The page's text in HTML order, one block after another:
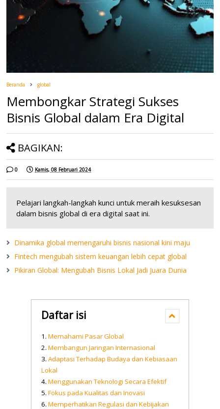
Beranda global
Membongkar Strategi Sukses
Bisnis Global dalam Era Digital
BAGIKAN:
0 Kamis, 08 Februari 2024
Pelajari langkah-langkah kunci untuk meraih kesuksesan
dalam bisnis global di era digital saat ini.
Dinamika global memengaruhi bisnis nasional kini maju
Fintech mengubah sistem keuangan lebih cepat global
Pikiran Global: Mengubah Bisnis Lokal Jadi Juara Dunia
Daftar isi
Memahami Pasar Global
Membangun Jaringan Internasional
Adaptasi Terhadap Budaya dan Kebiasaan
Lokal
Menggunakan Teknologi Secara Efektif
Fokus pada Kualitas dan Inovasi
Memperhatikan Regulasi dan Kebijakan